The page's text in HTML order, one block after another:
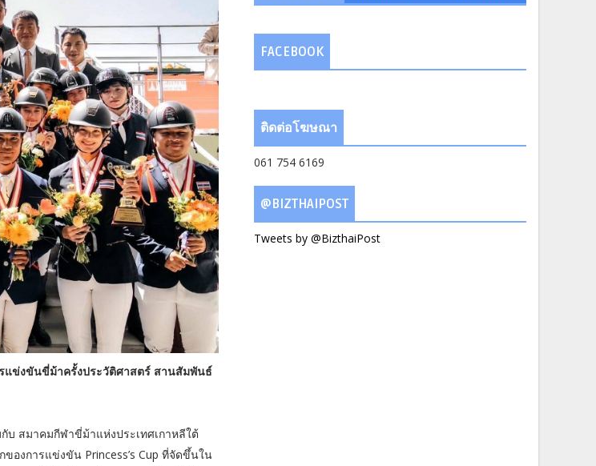
รแข่งขันขี่ม้าครั้งประวัติศาสตร์ สานสัมพันธ์
บ สมาคมกีฬาขี่ม้าแห่งประเทศเกาหลีใต้
องการแข่งขัน Princess’s Cup ที่จัดขึ้นใน
FACEBOOK
ติดต่อโฆษณา
061 754 6169
@BIZTHAIPOST
Tweets by @BizthaiPost